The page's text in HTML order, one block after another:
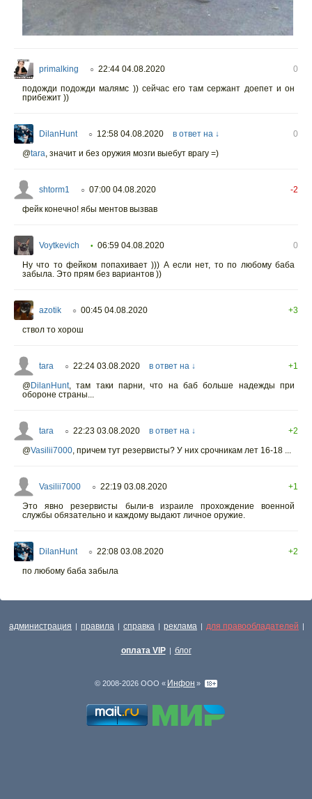
primalking ○ 22:44 04.08.2020
0
подожди подожди малямс )) сейчас его там сержант доепет и он
прибежит ))
DilanHunt ○ 12:58 04.08.2020 в ответ на ↓
0
@tara значит и без оружия мозги выебут врагу =)
shtorm1 ○ 07:00 04.08.2020
-2
фейк конечно! ябы ментов вызвав
Voytkevich • 06:59 04.08.2020
0
Ну что то фейком попахивает ))) А если нет, то по любому баба
забыла. Это прям без вариантов ))
azotik ○ 00:45 04.08.2020
+3
ствол то хорош
tara ○ 22:24 03.08.2020 в ответ на ↓
+1
@DilanHunt,
там таки парни, что на баб больше надежды при
обороне страны...
tara ○ 22:23 03.08.2020 в ответ на ↓
+2
@Vasilii7000 причем тут резервисты? У них срочникам лет 16-18 ...
Vasilii7000 ○ 22:19 03.08.2020
+1
Это явно резервисты были-в израиле прохождение военной
службы обязательно и каждому выдают личное оружие.
DilanHunt ○ 22:08 03.08.2020
+2
по любому баба забыла
администрация | правила | справка | реклама | для правообладателей |
оплата VIP | блог
© 2008-2026 ООО « Инфон »